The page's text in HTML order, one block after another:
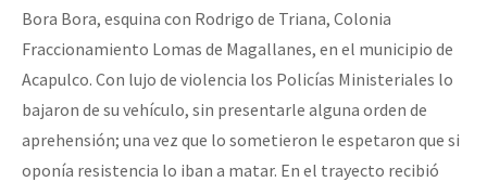
Bora Bora, esquina con Rodrigo de Triana, Colonia
Fraccionamiento Lomas de Magallanes, en el municipio de
Acapulco. Con lujo de violencia los Policías Ministeriales lo
bajaron de su vehículo, sin presentarle alguna orden de
aprehensión; una vez que lo sometieron le espetaron que si
oponía resistencia lo iban a matar. En el trayecto recibió